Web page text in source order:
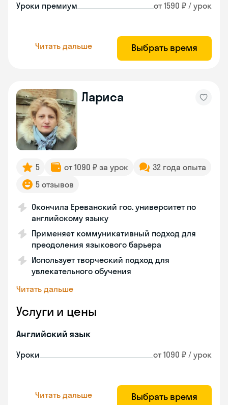
Уроки премиум от 1590 ₽ / урок
Читать дальше Выбрать время
Лариса
5 от 1090 ₽ за урок
32 года опыта
5 отзывов
Окончила Ереванский гос. университет по
английскому языку
Применяет коммуникативный подход для
преодоления языкового барьера
Использует творческий подход для
увлекательного обучения
Читать дальше
Услуги и цены
Английский язык
Уроки от 1090 ₽ / урок
Читать дальше Выбрать время